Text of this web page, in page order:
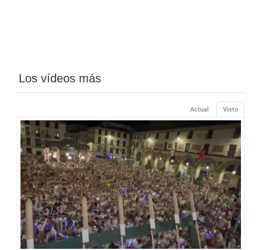
Los vídeos más
Visto
Actual